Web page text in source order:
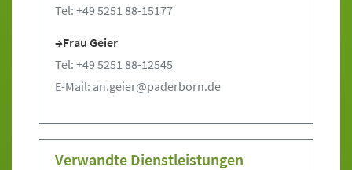
Tel: +49 5251 88-15177
Frau Geier
Tel: +49 5251 88-12545
E-Mail: an.geier@paderborn.de
Verwandte Dienstleistungen